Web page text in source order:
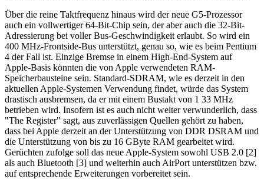
Über die reine Taktfrequenz hinaus wird der neue G5-Prozessor
auch ein vollwertiger 64-Bit-Chip sein, der aber auch die 32-Bit-
Adressierung bei voller Bus-Geschwindigkeit erlaubt. So wird ein
400 MHz-Frontside-Bus unterstützt, genau so, wie es beim Pentium
4 der Fall ist. Einzige Bremse in einem High-End-System auf
Apple-Basis könnten die von Apple verwendeten RAM-
Speicherbausteine sein. Standard-SDRAM, wie es derzeit in den
aktuellen Apple-Systemen Verwendung findet, würde das System
drastisch ausbremsen, da er mit einem Bustakt von 1 33 MHz
betrieben wird. Insofern ist es auch nicht weiter verwunderlich, dass
"The Register" sagt, aus zuverlässigen Quellen gehört zu haben,
dass bei Apple derzeit an der Unterstützung von DDR DSRAM und
die Unterstützung von bis zu 16 GByte RAM gearbeitet wird.
Gerüchten zufolge soll das neue Apple-System sowohl USB 2.0 [2]
als auch Bluetooth [3] und weiterhin auch AirPort unterstützen bzw.
auf entsprechende Erweiterungen vorbereitet sein.